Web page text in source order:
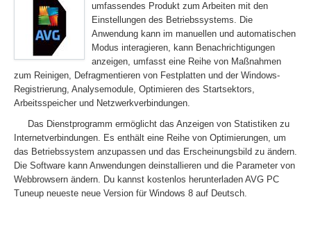
umfassendes Produkt zum Arbeiten mit den
Einstellungen des Betriebssystems. Die
Anwendung kann im manuellen und automatischen
Modus interagieren, kann Benachrichtigungen
anzeigen, umfasst eine Reihe von Maßnahmen
zum Reinigen, Defragmentieren von Festplatten und der Windows-
Registrierung, Analysemodule, Optimieren des Startsektors,
Arbeitsspeicher und Netzwerkverbindungen.
Das Dienstprogramm ermöglicht das Anzeigen von Statistiken zu
Internetverbindungen. Es enthält eine Reihe von Optimierungen, um
das Betriebssystem anzupassen und das Erscheinungsbild zu ändern.
Die Software kann Anwendungen deinstallieren und die Parameter von
Webbrowsern ändern. Du kannst kostenlos herunterladen AVG PC
Tuneup neueste neue Version für Windows 8 auf Deutsch.